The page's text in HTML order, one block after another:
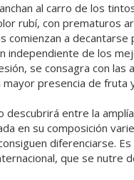
al carro de los
rubí, con prematuros
comienzan a
independiente de los
se consagra con las
presencia de fruta
descubrirá entre la
en su composición
diferenciarse.
que se nutre